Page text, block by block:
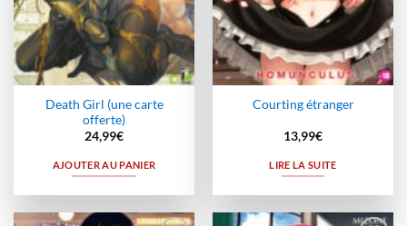
Death Girl (une carte
offerte)
24,99€
AJOUTER AU PANIER
Courting étranger
13,99€
LIRE LA SUITE